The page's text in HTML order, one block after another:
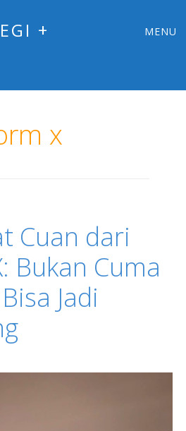
+
MENU
x
Cuan dari
Bukan Cuma
Jadi